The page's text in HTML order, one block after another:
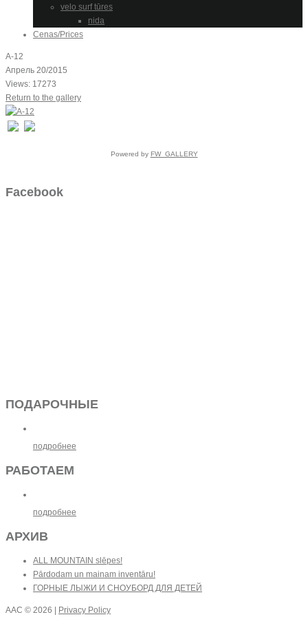
velo surf tūres
nida
Cenas/Prices
A-12
Апрель 20/2015
Views: 17273
Return to the gallery
Powered by FW_GALLERY
Facebook
ПОДАРОЧНЫЕ
подробнее
РАБОТАЕМ
подробнее
АРХИВ
ALL MOUNTAIN slēpes!
Pārdodam un mainam inventāru!
ГОРНЫЕ ЛЫЖИ И СНОУБОРД ДЛЯ ДЕТЕЙ
AAC © 2026 | Privacy Policy